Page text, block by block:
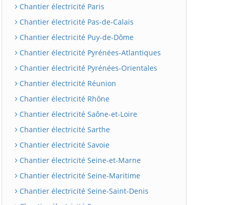
Chantier électricité Paris
Chantier électricité Pas-de-Calais
Chantier électricité Puy-de-Dôme
Chantier électricité Pyrénées-Atlantiques
Chantier électricité Pyrénées-Orientales
Chantier électricité Réunion
Chantier électricité Rhône
Chantier électricité Saône-et-Loire
Chantier électricité Sarthe
Chantier électricité Savoie
Chantier électricité Seine-et-Marne
Chantier électricité Seine-Maritime
Chantier électricité Seine-Saint-Denis